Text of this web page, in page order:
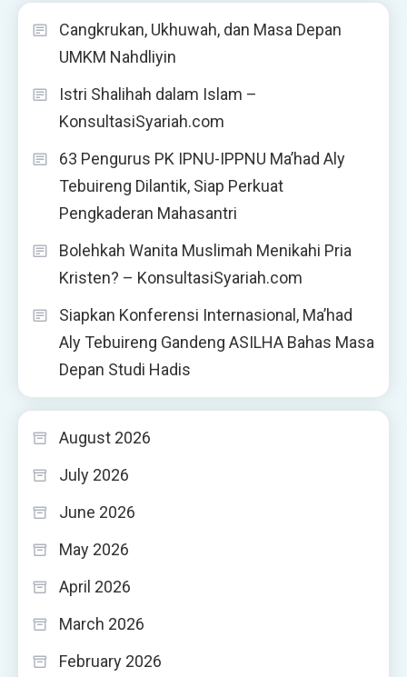
Cangkrukan, Ukhuwah, dan Masa Depan
UMKM Nahdliyin
Istri Shalihah dalam Islam –
KonsultasiSyariah.com
63 Pengurus PK IPNU-IPPNU Ma’had Aly
Tebuireng Dilantik, Siap Perkuat
Pengkaderan Mahasantri
Bolehkah Wanita Muslimah Menikahi Pria
Kristen? – KonsultasiSyariah.com
Siapkan Konferensi Internasional, Ma’had
Aly Tebuireng Gandeng ASILHA Bahas Masa
Depan Studi Hadis
August 2026
July 2026
June 2026
May 2026
April 2026
March 2026
February 2026